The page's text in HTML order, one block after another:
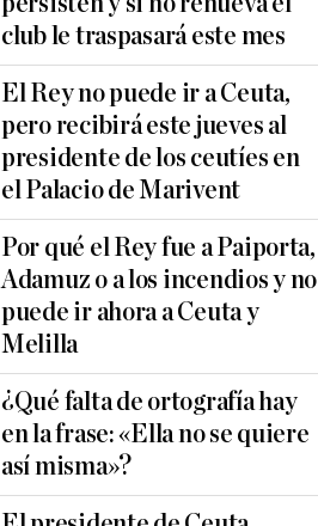
club le traspasará este mes
El Rey no puede ir a Ceuta,
pero recibirá este jueves al
presidente de los ceutíes en
el Palacio de Marivent
Por qué el Rey fue a Paiporta,
Adamuz o a los incendios y no
puede ir ahora a Ceuta y
Melilla
¿Qué falta de ortografía hay
en la frase: «Ella no se quiere
así misma»?